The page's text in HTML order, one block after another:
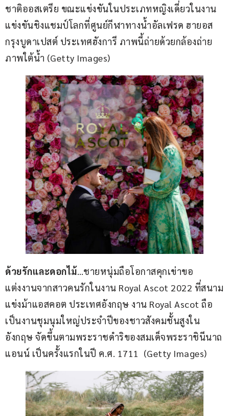
ชาติออสเตรีย ขณะแข่งขันในประเภทหญิงเดี่ยวในงาน
แข่งขันชิงแชมป์โลกที่ศูนย์กีฬาทางน้ำอัลเฟรด ฮายอส
กรุงบูดาเปสต์ ประเทศฮังการี ภาพนี้ถ่ายด้วยกล้องถ่าย
ภาพใต้น้ำ (Getty Images)
ด้วยรักและดอกไม้ …ชายหนุ่มถือโอกาสคุกเข่าขอ
แต่งงานจากสาวคนรักในงาน Royal Ascot 2022 ที่สนาม
แข่งม้าแอสคอต ประเทศอังกฤษ งาน Royal Ascot ถือ
เป็นงานชุมนุมใหญ่ประจำปีของชาวสังคมชั้นสูงใน
อังกฤษ จัดขึ้นตามพระราชดำริของสมเด็จพระราชินีนาถ
แอนน์ เป็นครั้งแรกในปี ค.ศ. 1711  (Getty Images)